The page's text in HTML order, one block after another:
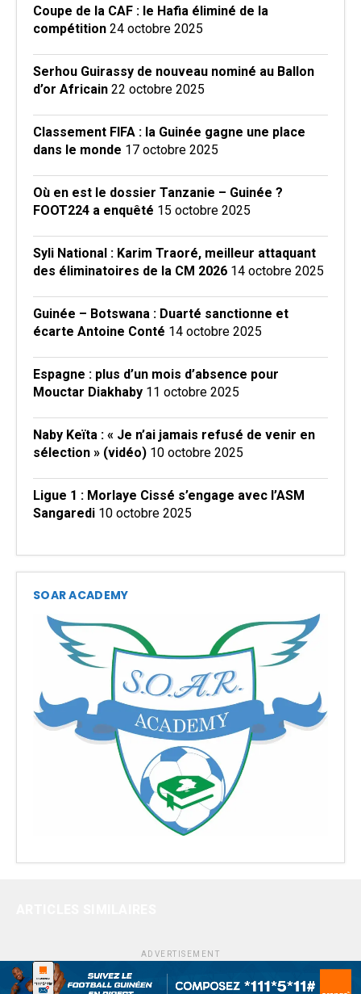
Coupe de la CAF : le Hafia éliminé de la
compétition 24 octobre 2025
Serhou Guirassy de nouveau nominé au Ballon
d’or Africain 22 octobre 2025
Classement FIFA : la Guinée gagne une place
dans le monde 17 octobre 2025
Où en est le dossier Tanzanie – Guinée ?
FOOT224 a enquêté 15 octobre 2025
Syli National : Karim Traoré, meilleur attaquant
des éliminatoires de la CM 2026 14 octobre 2025
Guinée – Botswana : Duarté sanctionne et
écarte Antoine Conté 14 octobre 2025
Espagne : plus d’un mois d’absence pour
Mouctar Diakhaby 11 octobre 2025
Naby Keïta : « Je n’ai jamais refusé de venir en
sélection » (vidéo) 10 octobre 2025
Ligue 1 : Morlaye Cissé s’engage avec l’ASM
Sangaredi 10 octobre 2025
SOAR ACADEMY
ADVERTISEMENT